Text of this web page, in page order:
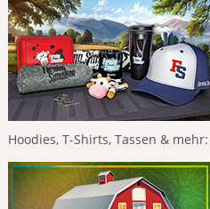
Hoodies, T-Shirts, Tassen &